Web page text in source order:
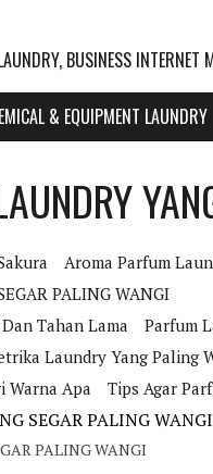
BUSINESS INTERNET
& EQUIPMENT LAUNDRY
Aroma Parfum
PALING WANGI
Tahan Lama
Parfum
Laundry Yang Paling
Warna Apa
Tips Agar
PALING WANGI